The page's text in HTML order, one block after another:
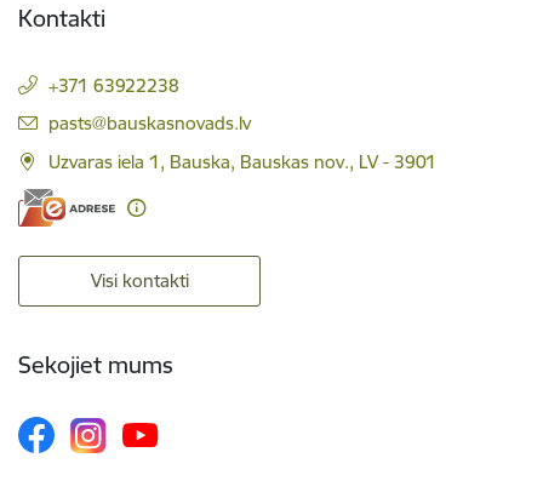
Kontakti
+371 63922238
E-pasts:
pasts@bauskasnovads.lv
Uzvaras iela 1, Bauska, Bauskas nov., LV - 3901
Visi kontakti
Sekojiet mums